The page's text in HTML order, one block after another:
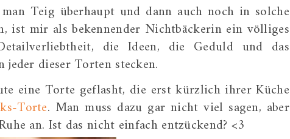
Teig überhaupt und dann auch noch in solche
ist mir als bekennender Nichtbäckerin ein völliges
die Ideen, die Geduld und das
dieser Torten stecken.
eine Torte geflasht, die erst kürzlich ihrer Küche
Torte. Man muss dazu gar nicht viel sagen, aber
an. Ist das nicht einfach entzückend? <3